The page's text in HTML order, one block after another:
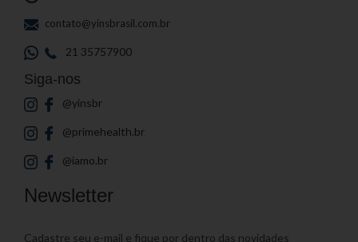
contato@yinsbrasil.com.br
21 35757900
Siga-nos
@yinsbr
@primehealth.br
@iamo.br
Newsletter
Cadastre seu e-mail e fique por dentro das novidades